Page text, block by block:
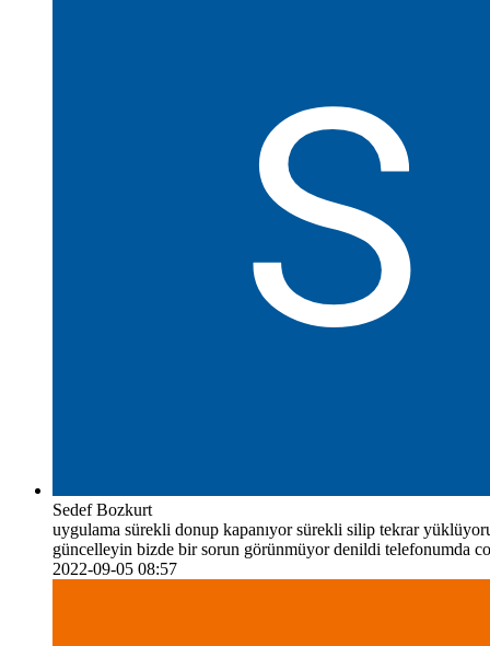
Sedef Bozkurt
uygulama sürekli donup kapanıyor sürekli silip tekrar
güncelleyin bizde bir sorun görünmüyor denildi telefonumda
2022-09-05 08:57